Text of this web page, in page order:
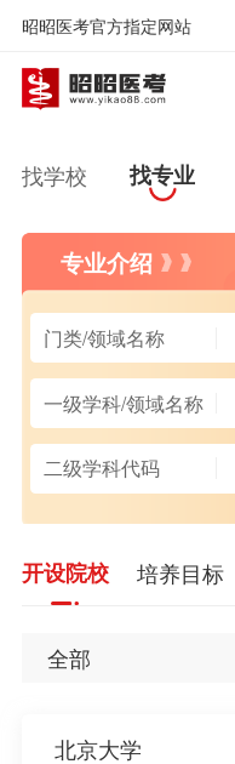
昭昭医考官方指定网站
找学校 找专业
专业介绍
门类/领域名称
一级学科/领域名称
二级学科代码
开设院校 培养目标
全部
北京大学